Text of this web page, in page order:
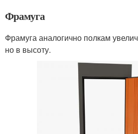
Фрамуга
Фрамуга аналогично полкам
но в высоту.